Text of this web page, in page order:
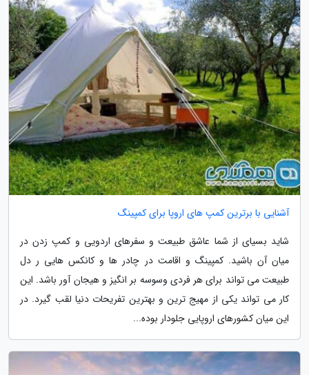
آشنایی با برترین کمپ های اروپا برای کمپینگ
شاید بسیای از شما عاشق طبیعت و سفرهای اردویی و کمپ زدن در
میان آن باشید. کمپینگ و اقامت در چادر ها و کانکس هایی ر دل
طبیعت می تواند برای هر فردی وسوسه بر انگیز و هیجان آور باشد. این
کار می تواند یکی از مهیج ترین و بهترین تفریحات دنیا لقب گیرد. در
این میان کشورهای اروپایی جلودار بوده...